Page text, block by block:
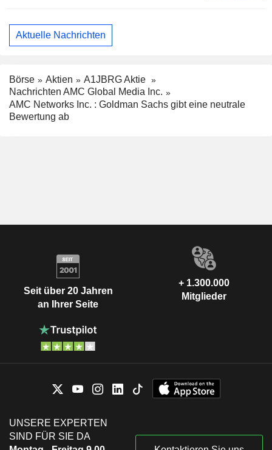
Aktuelle Nachrichten
Börse Aktien
A1JBRG Aktie
Nachrichten AMC Global Media Inc.
AMC Networks Inc. : Goldman Sachs gibt eine neutrale
Bewertung ab
Seit über 20 Jahren
an Ihrer Seite
+ 1.300.000
Mitglieder
UNSERE EXPERTEN
SIND FÜR SIE DA